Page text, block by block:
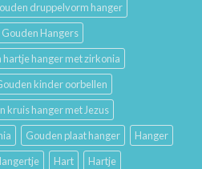
druppelvorm hanger
Gouden Hangers
hartje hanger met zirkonia
kinder oorbellen
kruis hanger met Jezus
Gouden plaat hanger
Hanger
Hart
Hartje